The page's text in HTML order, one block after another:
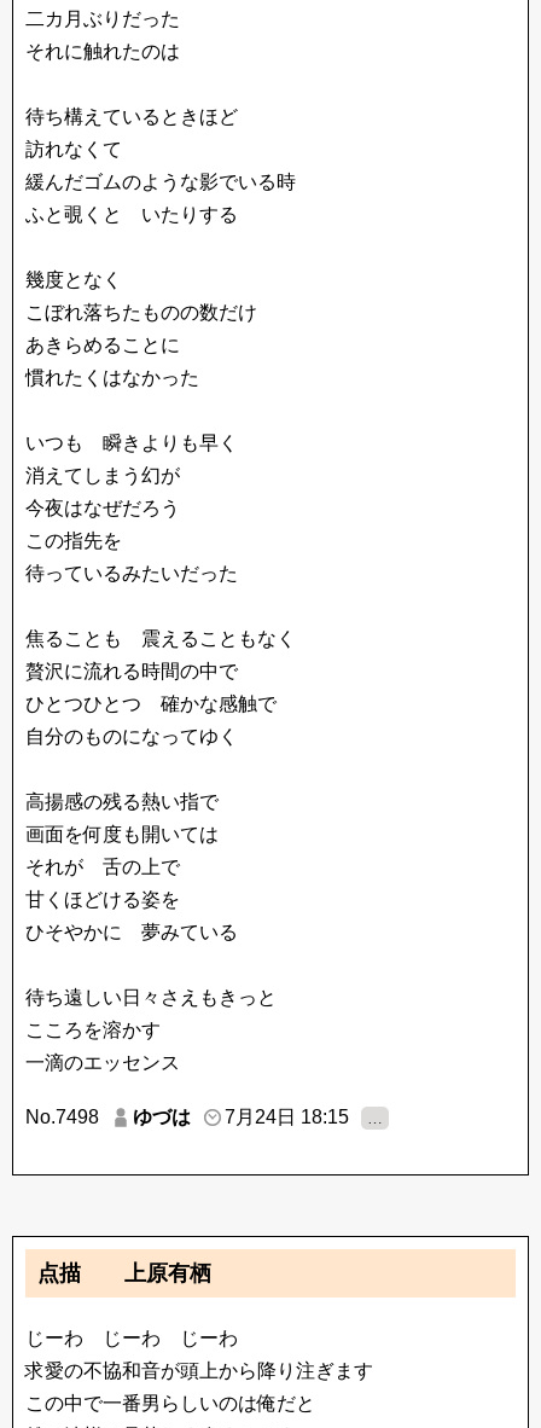
二カ月ぶりだった
それに触れたのは
待ち構えているときほど
訪れなくて
緩んだゴムのような影でいる時
ふと覗くと いたりする
幾度となく
こぼれ落ちたものの数だけ
あきらめることに
慣れたくはなかった
いつも 瞬きよりも早く
消えてしまう幻が
今夜はなぜだろう
この指先を
待っているみたいだった
焦ることも 震えることもなく
贅沢に流れる時間の中で
ひとつひとつ 確かな感触で
自分のものになってゆく
高揚感の残る熱い指で
画面を何度も開いては
それが 舌の上で
甘くほどける姿を
ひそやかに 夢みている
待ち遠しい日々さえもきっと
こころを溶かす
一滴のエッセンス
No.7498 ゆづは 7月24日 18:15
点描 上原有栖
じーわ じーわ じーわ
求愛の不協和音が頭上から降り注ぎます
この中で一番男らしいのは俺だと